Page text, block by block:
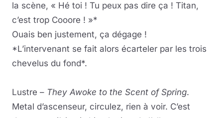
la scène, « Hé toi ! Tu peux pas dire ça ! Titan,
c’est trop Cooore ! »*
Ouais ben justement, ça dégage !
*L’intervenant se fait alors écarteler par les trois
chevelus du fond*.
Lustre – They Awoke to the Scent of Spring.
Metal d’ascenseur, circulez, rien à voir. C’est